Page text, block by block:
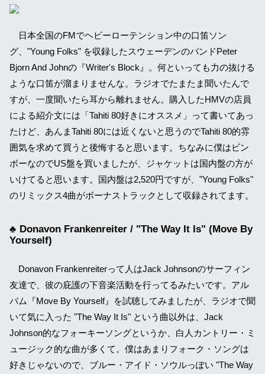
日本全国のFMでヘビーローテンション中の口笛ソン
グ、"Young Folks" を収録したスウェーデンのバンドPeter
Bjorn And Johnの『Writer's Block』。何といっても力の抜ける
ような口笛が溜まりませんな。ラジオでたまたま聞いたんで
すが、一度聞いたら耳から離れません。購入したHMVの店員
による紹介文には「Tahiti 80好きにオススメ」って書いてあっ
たけど、あんまTahiti 80には近くないと思うのでTahiti 80的雰
囲気を求めて買うと後悔すると思います。ちなみに僕はビン
ボーなのでUS盤を買いましたが、ジャケットは国内盤の方が
いけてると思います。国内盤は2,520円ですが、"Young Folks"
のリミックス4曲がボーナストラックとして収録されてます。
Donavon Frankenreiter / "The Way It Is" (Move By
Yourself)
Donavon Frankenreiterって人はJack Johnsonのサーフィン
友達で、彼の庇護の下音楽活動を行ってるみたいです。アル
バム『Move By Yourself』を試聴してみましたが、ラジオで聞
いて気に入った "The Way It Is" という曲以外は、Jack
Johnson的なフォーキーソングというか、白人カントリー・ミ
ュージック的な曲が多くて。僕はあまりフォーク・ソングは
好きじゃないので、ブルー・アイド・ソウルっぽい "The Way